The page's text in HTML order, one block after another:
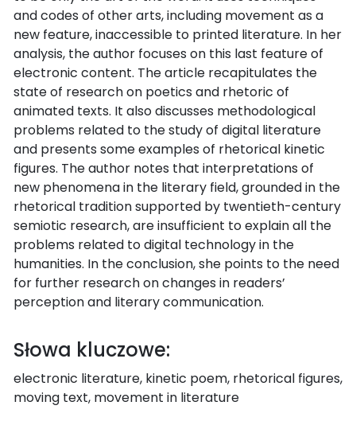
and codes of other arts, including movement as a
new feature, inaccessible to printed literature. In her
analysis, the author focuses on this last feature of
electronic content. The article recapitulates the
state of research on poetics and rhetoric of
animated texts. It also discusses methodological
problems related to the study of digital literature
and presents some examples of rhetorical kinetic
figures. The author notes that interpretations of
new phenomena in the literary field, grounded in the
rhetorical tradition supported by twentieth-century
semiotic research, are insufficient to explain all the
problems related to digital technology in the
humanities. In the conclusion, she points to the need
for further research on changes in readers’
perception and literary communication.
Słowa kluczowe:
electronic literature, kinetic poem, rhetorical figures,
moving text, movement in literature